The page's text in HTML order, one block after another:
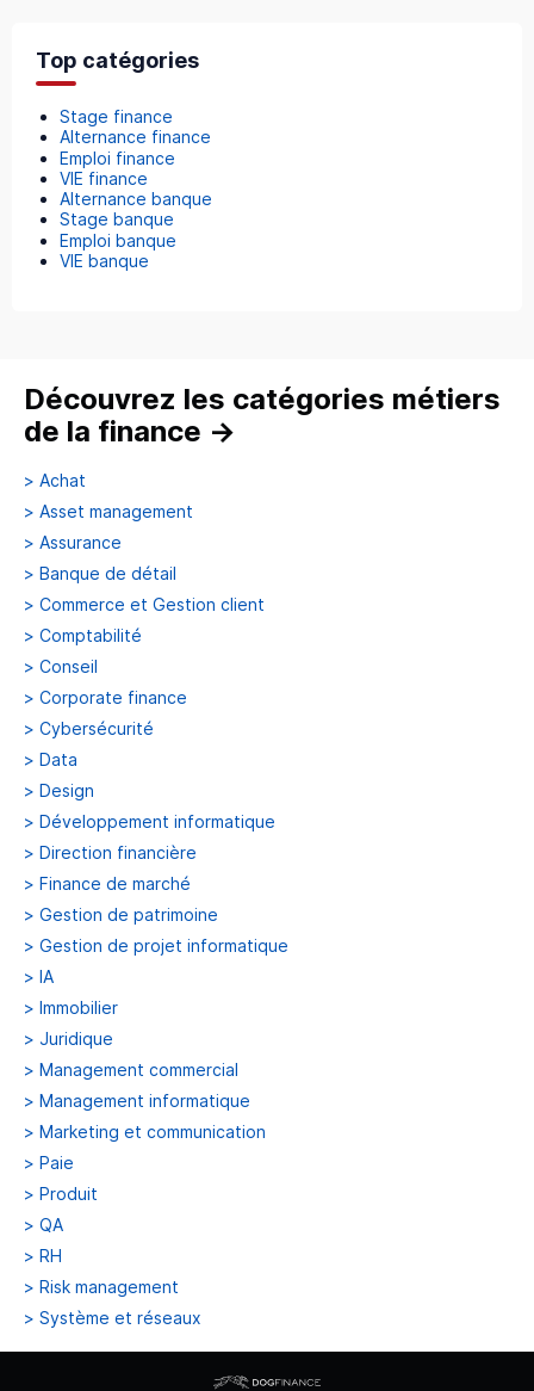
Top catégories
Stage finance
Alternance finance
Emploi finance
VIE finance
Alternance banque
Stage banque
Emploi banque
VIE banque
Découvrez les catégories métiers
de la finance →
> Achat
> Asset management
> Assurance
> Banque de détail
> Commerce et Gestion client
> Comptabilité
> Conseil
> Corporate finance
> Cybersécurité
> Data
> Design
> Développement informatique
> Direction financière
> Finance de marché
> Gestion de patrimoine
> Gestion de projet informatique
> IA
> Immobilier
> Juridique
> Management commercial
> Management informatique
> Marketing et communication
> Paie
> Produit
> QA
> RH
> Risk management
> Système et réseaux